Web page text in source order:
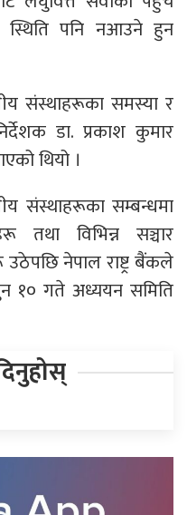
स्थिति पनि नआउने हुन
संस्थाहरूका समस्या र
डा. प्रकाश कुमार
थियो ।
संस्थाहरूका सम्बन्धमा
तथा विभिन्न सञ्चार
उठेपछि नेपाल राष्ट्र बैंकले
१० गते अध्ययन समिति